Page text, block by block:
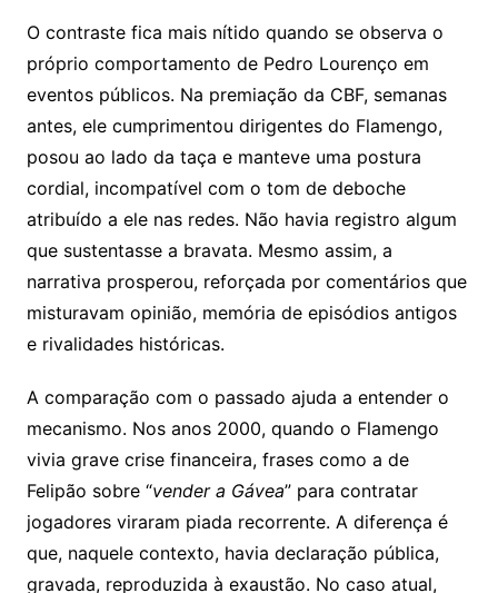
O contraste fica mais nítido quando se observa o
próprio comportamento de Pedro Lourenço em
eventos públicos. Na premiação da CBF, semanas
antes, ele cumprimentou dirigentes do Flamengo,
posou ao lado da taça e manteve uma postura
cordial, incompatível com o tom de deboche
atribuído a ele nas redes. Não havia registro algum
que sustentasse a bravata. Mesmo assim, a
narrativa prosperou, reforçada por comentários que
misturavam opinião, memória de episódios antigos
e rivalidades históricas.
A comparação com o passado ajuda a entender o
mecanismo. Nos anos 2000, quando o Flamengo
vivia grave crise financeira, frases como a de
Felipão sobre “vender a Gávea” para contratar
jogadores viraram piada recorrente. A diferença é
que, naquele contexto, havia declaração pública,
gravada, reproduzida à exaustão. No caso atual,